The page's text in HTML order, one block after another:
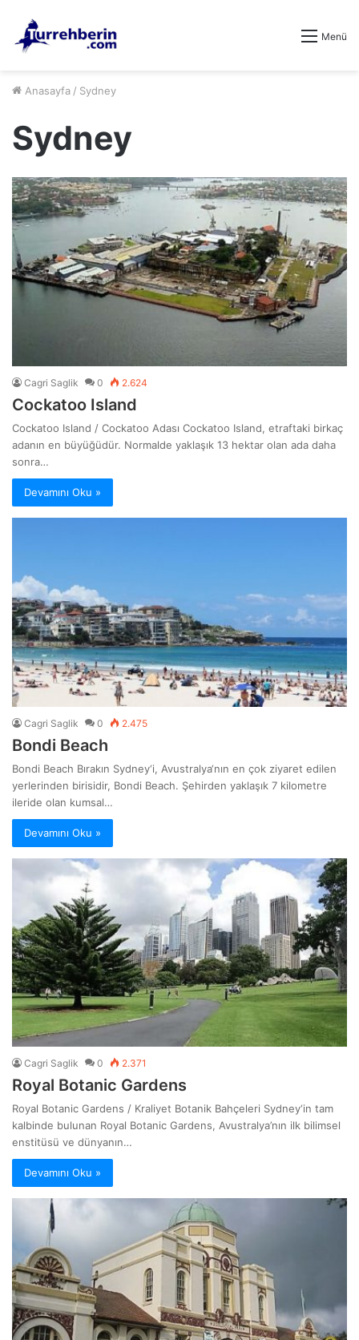
Menü
Anasayfa / Sydney
Sydney
Cagri Saglik 0 2.624
Cockatoo Island
Cockatoo Island / Cockatoo Adası Cockatoo Island, etraftaki birkaç
adanın en büyüğüdür. Normalde yaklaşık 13 hektar olan ada daha
sonra…
Devamını Oku »
Cagri Saglik 0 2.475
Bondi Beach
Bondi Beach Bırakın Sydney‘i, Avustralya‘nın en çok ziyaret edilen
yerlerinden birisidir, Bondi Beach. Şehirden yaklaşık 7 kilometre
ileride olan kumsal…
Devamını Oku »
Cagri Saglik 0 2.371
Royal Botanic Gardens
Royal Botanic Gardens / Kraliyet Botanik Bahçeleri Sydney‘in tam
kalbinde bulunan Royal Botanic Gardens, Avustralya’nın ilk bilimsel
enstitüsü ve dünyanın…
Devamını Oku »